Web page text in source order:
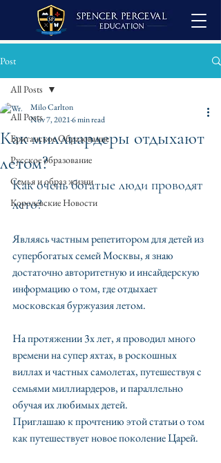
Post
All Posts
Британское Образование
Русское образование
Семья и образ жизни
Королевские Новости
All Posts
Как миллиардеры отдыхают
летом?
Milo Carlton
Nov 7, 20216 min read
Как очень богатые люди проводят
лето?
Являясь частным репетитором для детей из
супербогатых семей Москвы, я знаю
достаточно авторитетную и инсайдерскую
информацию о том, где отдыхает
московская буржуазия летом.
На протяжении 3х лет, я проводил много
времени на супер яхтах, в роскошных
виллах и частных самолетах, путешествуя с
семьями миллиардеров, и параллельно
обучая их любимых детей.
Приглашаю к прочтению этой статьи о том
как путешествует новое поколение Царей.